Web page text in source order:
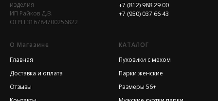
изделия
ИП Райков Д.В.
ОГРН 316784700256822
+7 (812) 988 29 00
+7 (950) 037 66 43
О Магазине
Главная
Доставка и оплата
Отзывы
КАТАЛОГ
Пуховики с мехом
Парки женские
Размеры 56+